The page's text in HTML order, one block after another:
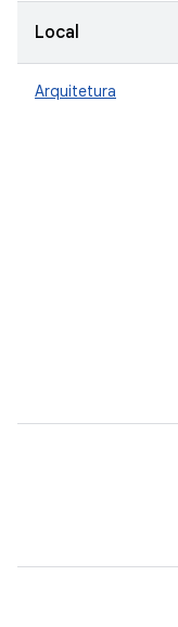
Local
Arquitetura